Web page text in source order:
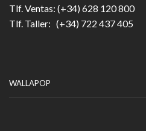
Tlf. Ventas: (+34) 628 120 800
Tlf. Taller: (+34) 722 437 405
WALLAPOP